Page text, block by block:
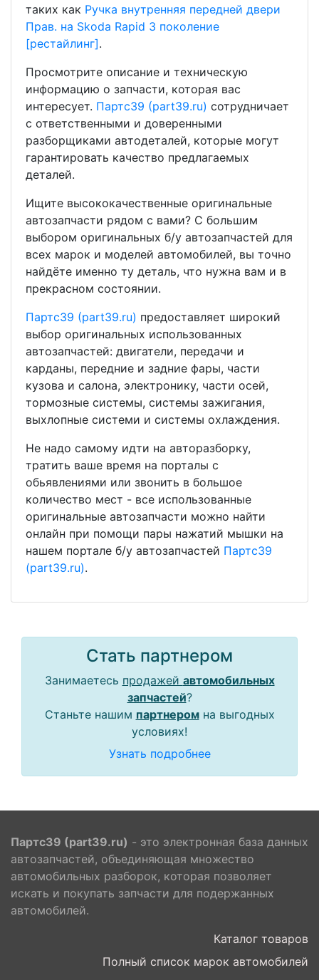
таких как Ручка внутренняя передней двери
Прав. на Skoda Rapid 3 поколение
[рестайлинг].
Просмотрите описание и техническую
информацию о запчасти, которая вас
интересует. Партс39 (part39.ru) сотрудничает
с ответственными и доверенными
разборщиками автодеталей, которые могут
гарантировать качество предлагаемых
деталей.
Ищите высококачественные оригинальные
автозапчасти рядом с вами? С большим
выбором оригинальных б/у автозапчастей для
всех марок и моделей автомобилей, вы точно
найдёте именно ту деталь, что нужна вам и в
прекрасном состоянии.
Партс39 (part39.ru) предоставляет широкий
выбор оригинальных использованных
автозапчастей: двигатели, передачи и
карданы, передние и задние фары, части
кузова и салона, электронику, части осей,
тормозные системы, системы зажигания,
выхлопные системи и системы охлаждения.
Не надо самому идти на авторазборку,
тратить ваше время на порталы с
обьявлениями или звонить в большое
количество мест - все использованные
оригинальные автозапчасти можно найти
онлайн при помощи пары нажатий мышки на
нашем портале б/у автозапчастей Партс39
(part39.ru).
Стать партнером
Занимаетесь продажей автомобильных
запчастей?
Станьте нашим партнеромна выгодных
условиях!
Узнать подробнее
Партс39 (part39.ru) - это электронная база данных
автозапчастей, объединяющая множество
автомобильных разборок, которая позволяет
искать и покупать запчасти для подержанных
автомобилей.
Каталог товаров
Полный список марок автомобилей